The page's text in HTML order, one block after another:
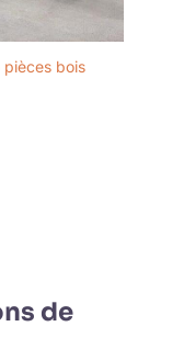
pièces bois
de